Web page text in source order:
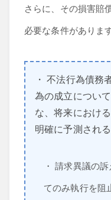
さらに、その損害賠
必要な条件がありま
・ 不法行為債務
為の成立につい
な、将来におけ
明確に予測され
・ 請求異議の
てのみ執行を阻